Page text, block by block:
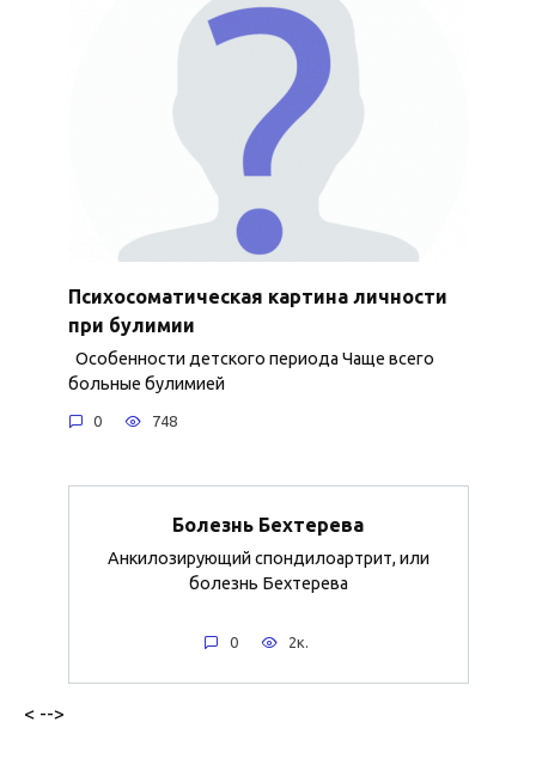
Психосоматическая картина личности
при булимии
Особенности детского периода Чаще всего
больные булимией
0 748
Болезнь Бехтерева
Анкилозирующий спондилоартрит, или
болезнь Бехтерева
0 2к.
< -->